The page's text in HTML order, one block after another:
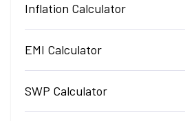
Inflation Calculator
EMI Calculator
SWP Calculator